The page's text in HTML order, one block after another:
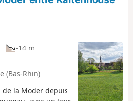
-14 m
(Bas-Rhin)
de la Moder depuis